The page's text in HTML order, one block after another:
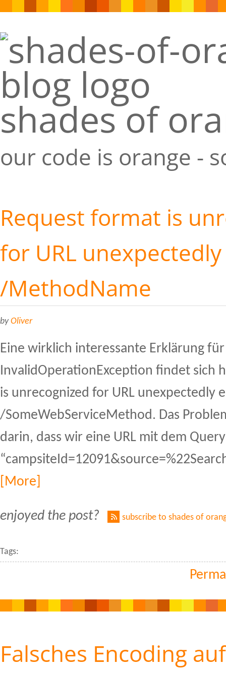
shades of
our code is orange -
Request format is
for URL
/MethodName
byOliver
Eine wirklich interessante Erklärung
InvalidOperationException findet sich
is unrecognized for URL unexpectedly
/SomeWebServiceMethod. Das
darin, dass wir eine URL mit dem
[More]
enjoyed the post? subscribe to shades of
Tags:
Falsches Encoding